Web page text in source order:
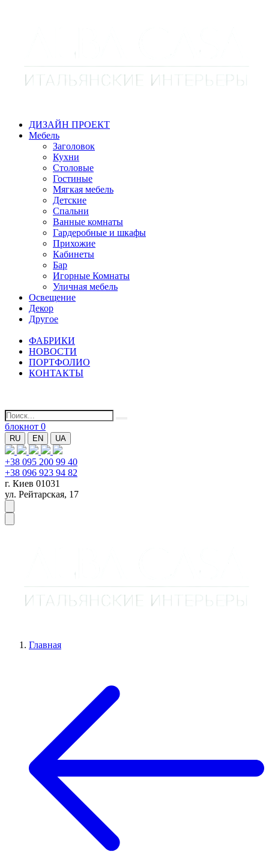
ДИЗАЙН ПРОЕКТ
Мебель
Заголовок
Кухни
Столовые
Гостиные
Мягкая мебель
Детские
Спальни
Ванные комнаты
Гардеробные и шкафы
Прихожие
Кабинеты
Бар
Игорные Комнаты
Уличная мебель
Освещение
Декор
Другое
ФАБРИКИ
НОВОСТИ
ПОРТФОЛИО
КОНТАКТЫ
блокнот 0
RU EN UA
+38 095 200 99 40
+38 096 923 94 82
г. Киев 01031
ул. Рейтарская, 17
Главная